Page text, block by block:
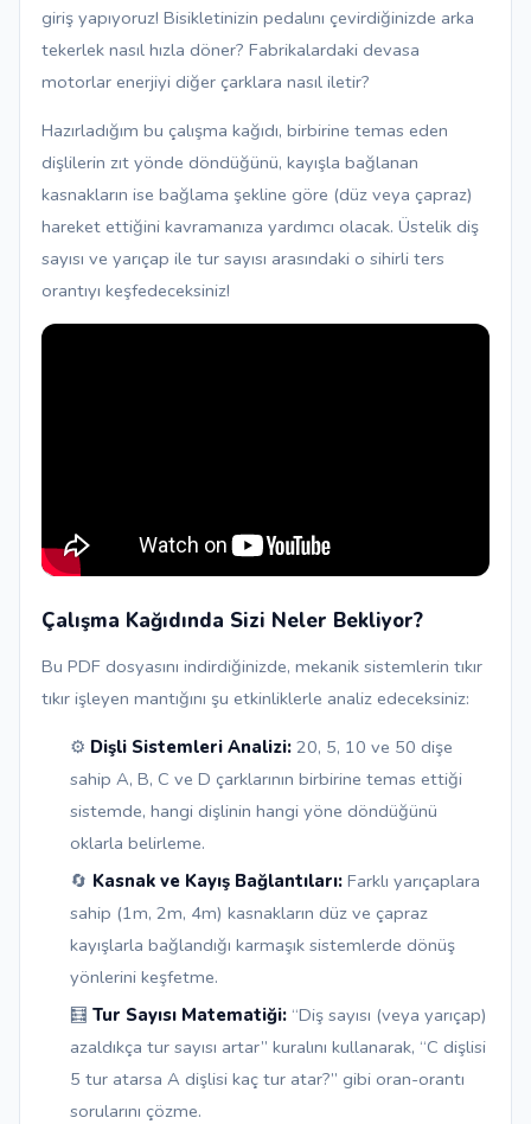
giriş yapıyoruz! Bisikletinizin pedalını çevirdiğinizde arka
tekerlek nasıl hızla döner? Fabrikalardaki devasa
motorlar enerjiyi diğer çarklara nasıl iletir?
Hazırladığım bu çalışma kağıdı, birbirine temas eden
dişlilerin zıt yönde döndüğünü, kayışla bağlanan
kasnakların ise bağlama şekline göre (düz veya çapraz)
hareket ettiğini kavramanıza yardımcı olacak. Üstelik diş
sayısı ve yarıçap ile tur sayısı arasındaki o sihirli ters
orantıyı keşfedeceksiniz!
Çalışma Kağıdında Sizi Neler Bekliyor?
Bu PDF dosyasını indirdiğinizde, mekanik sistemlerin tıkır
tıkır işleyen mantığını şu etkinliklerle analiz edeceksiniz:
⚙️ Dişli Sistemleri Analizi: 20, 5, 10 ve 50 dişe
sahip A, B, C ve D çarklarının birbirine temas ettiği
sistemde, hangi dişlinin hangi yöne döndüğünü
oklarla belirleme.
🔄 Kasnak ve Kayış Bağlantıları: Farklı yarıçaplara
sahip (1m, 2m, 4m) kasnakların düz ve çapraz
kayışlarla bağlandığı karmaşık sistemlerde dönüş
yönlerini keşfetme.
🧮 Tur Sayısı Matematiği: “Diş sayısı (veya yarıçap)
azaldıkça tur sayısı artar” kuralını kullanarak, “C dişlisi
5 tur atarsa A dişlisi kaç tur atar?” gibi oran-orantı
sorularını çözme.